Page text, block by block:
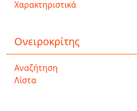
Χαρακτηριστικά
Ονειροκρίτης
Αναζήτηση
Λίστα